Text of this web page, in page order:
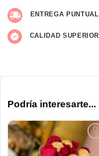
ENTREGA PUNTUAL
CALIDAD SUPERIOR
Podría interesarte...